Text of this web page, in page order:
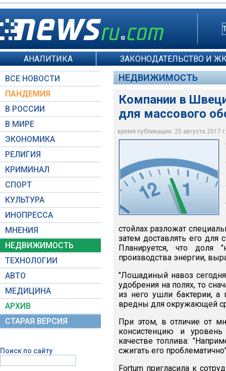
АНАЛИТИКА ЗАКОНОДАТЕЛЬСТВО И
ВСЕ НОВОСТИ
ПАНДЕМИЯ
В РОССИИ
В МИРЕ
ЭКОНОМИКА
РЕЛИГИЯ
КРИМИНАЛ
СПОРТ
КУЛЬТУРА
ИНОПРЕССА
МНЕНИЯ
НЕДВИЖИМОСТЬ
ТЕХНОЛОГИИ
АВТО
МЕДИЦИНА
АРХИВ
СТАРАЯ ВЕРСИЯ
Поиск по сайту
НЕДВИЖИМОСТЬ
Компании в
для массового
время публикации: 25 августа 2017
Fortum HorsePower
стойлах разложат
затем доставлять его для
Планируется, что доля
производства энергии,
"Лошадиный навоз
удобрения на полях, то
из него ушли бактерии,
вредны для окружающей
При этом, в отличие от
консистенцию и
качестве топлива:
сжигать его
Fortum пригласила к